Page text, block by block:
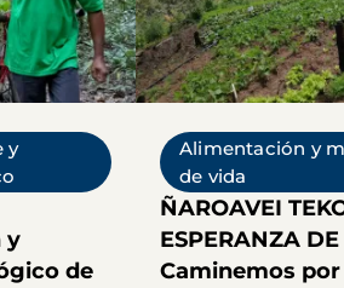
y
y
de
Alimentación y
de vida
ÑAROAVEI
ESPERANZA
Caminemos